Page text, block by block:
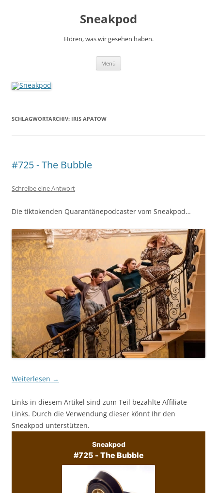
Sneakpod
Hören, was wir gesehen haben.
Menü
SCHLAGWORTARCHIV: IRIS APATOW
#725 - The Bubble
Schreibe eine Antwort
Die tiktokenden Quarantänepodcaster vom Sneakpod…
Weiterlesen →
Links in diesem Artikel sind zum Teil bezahlte Affiliate-
Links. Durch die Verwendung dieser könnt Ihr den
Sneakpod unterstützen.